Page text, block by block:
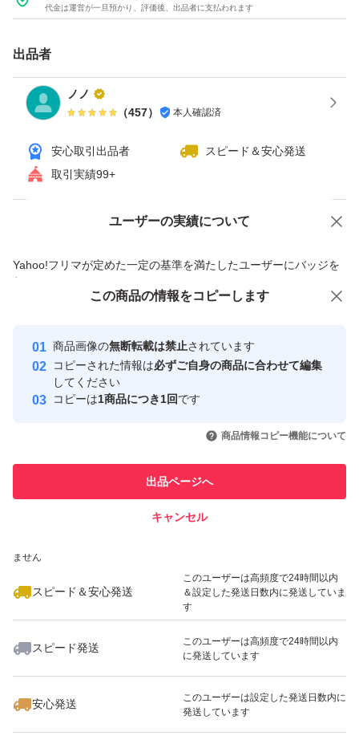
代金は運営が一旦預かり、評価後、出品者に支払われます
出品者
ノノ
（457） 本人確認済
安心取引出品者
スピード＆安心発送
取引実績99+
ユーザーの実績について
Yahoo!フリマが定めた一定の基準を満たしたユーザーにバッジを
付与しています
安心取引出品者
心・安全なユーザーです
取引実績
引を完了させた実績があります
での取引実績があります
ません
スピード＆安心発送
このユーザーは高頻度で24時間以内
＆設定した発送日数内に発送していま
す
スピード発送
このユーザーは高頻度で24時間以内
に発送しています
安心発送
このユーザーは設定した発送日数内に
発送しています
価格の相談 商品への質問
この商品の情報をコピーします
商品画像の無断転載は禁止されています
コピーされた情報は必ずご自身の商品に合わせて編集
してください
コピーは1商品につき1回です
商品情報コピー機能について
出品ページへ
キャンセル
この商品をみている人にオススメ
いいね！
4,780